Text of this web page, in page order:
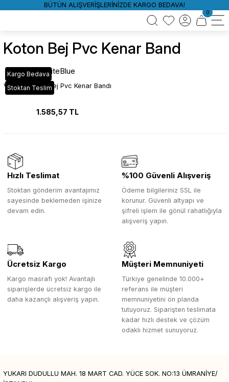
BÜTÜN ALIŞVERİŞLERİNİZDE KARGO BEDAVA!
0
Koton Bej Pvc Kenar Band
Kargo Bedava
Stoktan Teslim
WhiteBlue
VT_549 Koton Bej Pvc Kenar Bandı
1.585,57 TL
Hızlı Teslimat
Stoktan gönderim avantajımız
sayesinde beklemeden işinize
devam edin.
%100 Güvenli Alışveriş
Ödeme bilgileriniz SSL ile
korunur. Güvenli altyapı ve
şifreli işlem ile gönül rahatlığıyla
alışveriş yapın.
Ücretsiz Kargo
Kargo masrafı yok! Avantajlı
siparişlerde ücretsiz kargo ile
daha kazançlı alışveriş yapın.
Müşteri Memnuniyeti
Türkiye genelinde 10.000+
referans ile müşteri
memnuniyetini ön planda
tutuyoruz. Siparişten teslimata
kadar hızlı destek ve çözüm
odaklı hizmet sunuyoruz.
YUKARI DUDULLU MAH. 18 MART CAD. YÜCE SOK. NO:13 ÜMRANİYE/